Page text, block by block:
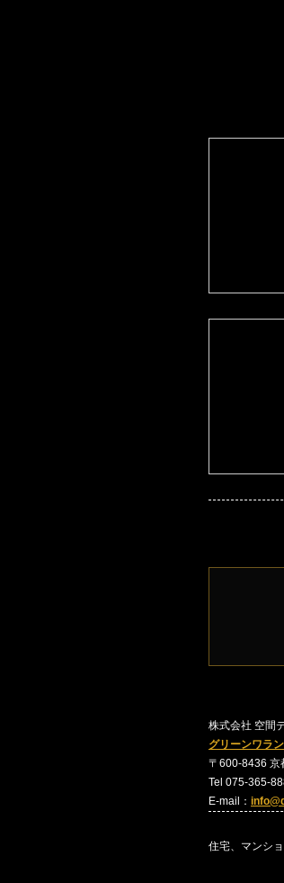
株式会社 空間
グリーンワラ
〒600-8436 京
Tel 075-365-
E-mail：
住宅、マンシ